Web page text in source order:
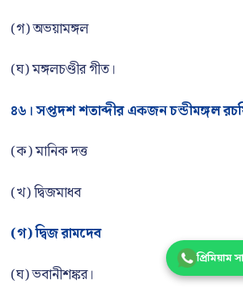
(গ) অভয়ামঙ্গল
(ঘ) মঙ্গলচণ্ডীর গীত।
৪৬। সপ্তদশ শতাব্দীর একজন চন্ডীমঙ্গল
(ক) মানিক দত্ত
(খ) দ্বিজমাধব
(গ) দ্বিজ রামদেব
(ঘ) ভবানীশঙ্কর।
প্রিমিয়াম